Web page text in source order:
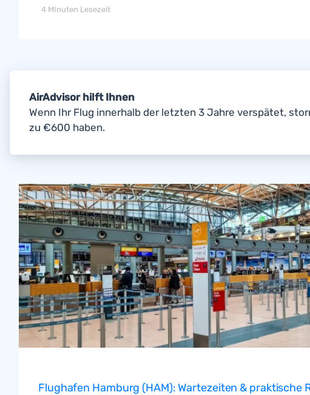
4 MInuten Lesezeit
AirAdvisor hilft Ihnen
Wenn Ihr Flug innerhalb der letzten 3 Jahre verspätet,
zu €600 haben.
Flughafen Hamburg (HAM): Wartezeiten & praktische